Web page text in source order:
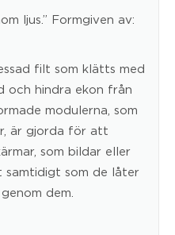
ljus.” Formgiven av:
filt som klätts med
och hindra ekon från
modulerna, som
är gjorda för att
som bildar eller
samtidigt som de låter
dem.